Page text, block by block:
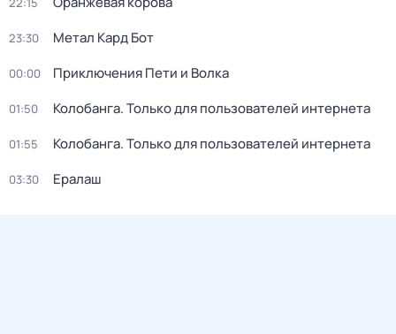
23:30 Метал Кард Бот
00:00 Приключения Пети и Волка
01:50 Колобанга. Только для пользователей интернета
01:55 Колобанга. Только для пользователей интернета
03:30 Ералаш